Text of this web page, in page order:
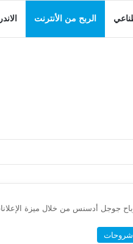
الربح من الأنترنت
جوجل أدسنس من خلال ميزة
شروحات